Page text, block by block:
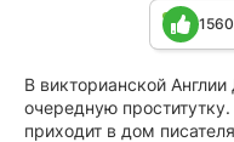
В викторианской
очередную
приходит в дом